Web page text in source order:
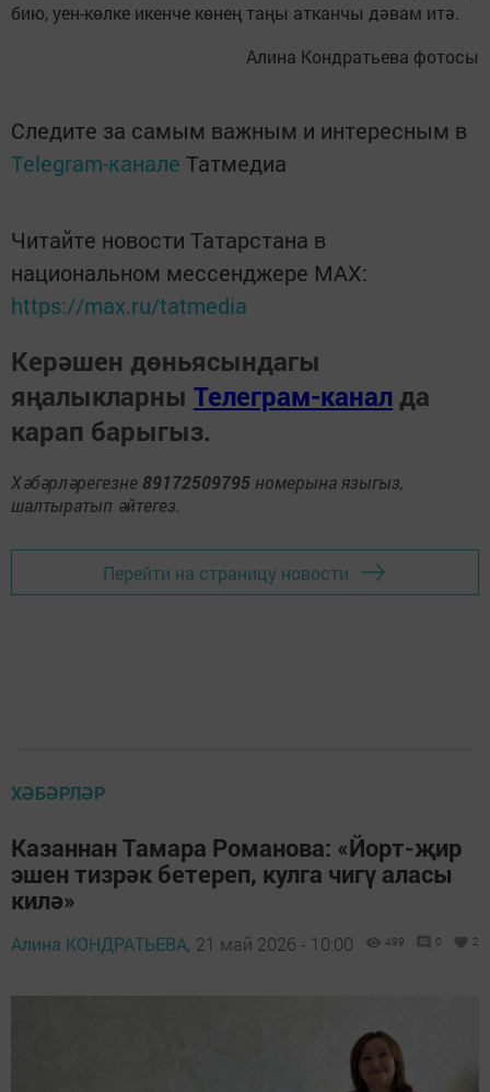
бию, уен-көлке икенче көнең таңы атканчы дәвам итә.
Алина Кондратьева фотосы
Следите за самым важным и интересным в
Telegram-канале Татмедиа
Читайте новости Татарстана в
национальном мессенджере MАХ:
https://max.ru/tatmedia
Керәшен дөньясындагы
яңалыкларны Телеграм-канал да
карап барыгыз.
Хәбәрләрегезне 89172509795 номерына языгыз,
шалтыратып әйтегез.
Перейти на страницу новости
ХӘБӘРЛӘР
Казаннан Тамара Романова: «Йорт-җир
эшен тизрәк бетереп, кулга чигү аласы
килә»
Алина КОНДРАТЬЕВА, 21 май 2026 - 10:00 499 0 2